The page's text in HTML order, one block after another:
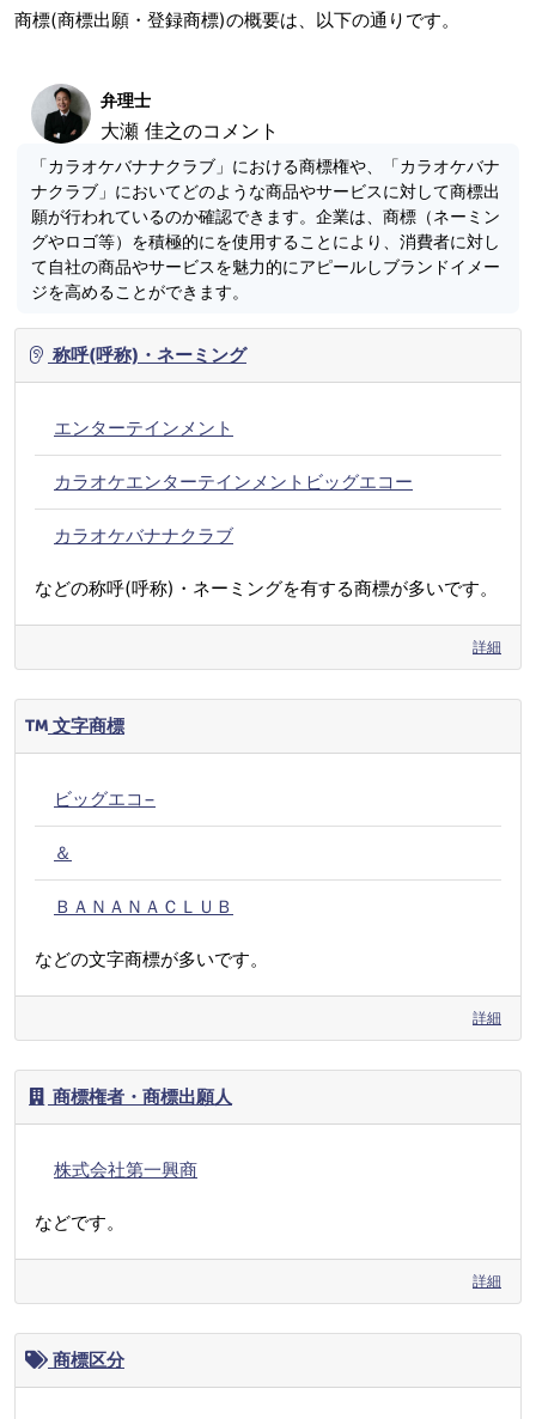
商標(商標出願・登録商標)の概要は、以下の通りです。
弁理士
大瀬 佳之のコメント
「カラオケバナナクラブ」における商標権や、「カラオケバナ
ナクラブ」においてどのような商品やサービスに対して商標出
願が行われているのか確認できます。企業は、商標（ネーミン
グやロゴ等）を積極的にを使用することにより、消費者に対し
て自社の商品やサービスを魅力的にアピールしブランドイメー
ジを高めることができます。
称呼(呼称)・ネーミング
エンターテインメント
カラオケエンターテインメントビッグエコー
カラオケバナナクラブ
などの称呼(呼称)・ネーミングを有する商標が多いです。
詳細
文字商標
ビッグエコ−
＆
ＢＡＮＡＮＡＣＬＵＢ
などの文字商標が多いです。
詳細
商標権者・商標出願人
株式会社第一興商
などです。
詳細
商標区分